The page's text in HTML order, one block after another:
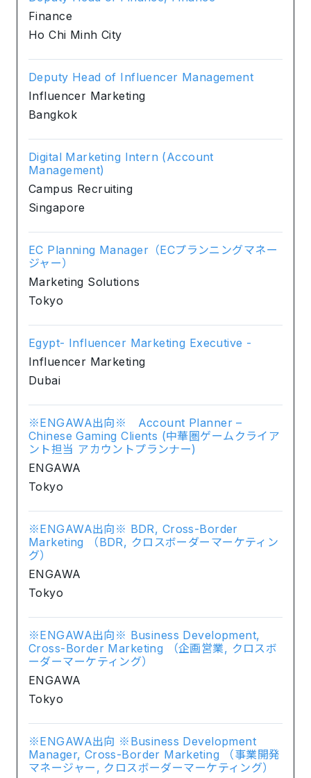
Finance
Ho Chi Minh City
Deputy Head of Influencer Management
Influencer Marketing
Bangkok
Digital Marketing Intern (Account
Management)
Campus Recruiting
Singapore
EC Planning Manager（ECプランニングマネー
ジャー）
Marketing Solutions
Tokyo
Egypt- Influencer Marketing Executive -
Influencer Marketing
Dubai
※ENGAWA出向※ Account Planner –
Chinese Gaming Clients (中華圏ゲームクライア
ント担当 アカウントプランナー)
ENGAWA
Tokyo
※ENGAWA出向※ BDR, Cross-Border
Marketing （BDR, クロスボーダーマーケティン
グ）
ENGAWA
Tokyo
※ENGAWA出向※ Business Development,
Cross-Border Marketing （企画営業, クロスボ
ーダーマーケティング）
ENGAWA
Tokyo
※ENGAWA出向 ※Business Development
Manager, Cross-Border Marketing （事業開発
マネージャー, クロスボーダーマーケティング）